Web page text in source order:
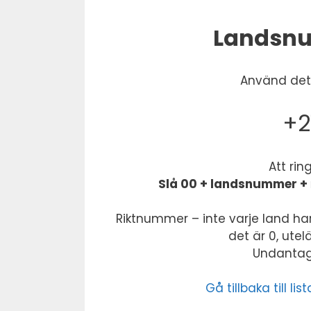
Använd
Att
Slå 00 + landsnummer
Riktnummer – inte varje land
det är 0,
Gå tillbaka till